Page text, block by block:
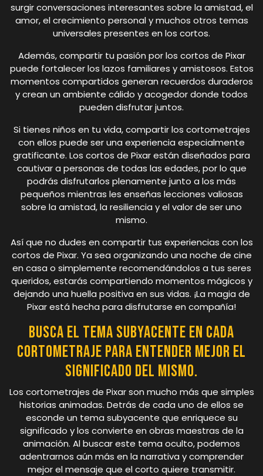
surgir conversaciones interesantes sobre la amistad, el
amor, el crecimiento personal y muchos otros temas
universales presentes en los cortos.
Además, compartir tu pasión por los cortos de Pixar
puede fortalecer los lazos familiares y amistosos. Estos
momentos compartidos generan recuerdos duraderos
y crean un ambiente cálido y acogedor donde todos
pueden disfrutar juntos.
Si tienes niños en tu vida, compartir los cortometrajes
con ellos puede ser una experiencia especialmente
gratificante. Los cortos de Pixar están diseñados para
cautivar a personas de todas las edades, por lo que
podrás disfrutarlos plenamente junto a los más
pequeños mientras les enseñas lecciones valiosas
sobre la amistad, la resiliencia y el valor de ser uno
mismo.
Así que no dudes en compartir tus experiencias con los
cortos de Pixar. Ya sea organizando una noche de cine
en casa o simplemente recomendándolos a tus seres
queridos, estarás compartiendo momentos mágicos y
dejando una huella positiva en sus vidas. ¡La magia de
Pixar está hecha para disfrutarse en compañía!
Busca el tema subyacente en cada
cortometraje para entender mejor el
significado del mismo.
Los cortometrajes de Pixar son mucho más que simples
historias animadas. Detrás de cada uno de ellos se
esconde un tema subyacente que enriquece su
significado y los convierte en obras maestras de la
animación. Al buscar este tema oculto, podemos
adentrarnos aún más en la narrativa y comprender
mejor el mensaje que el corto quiere transmitir.